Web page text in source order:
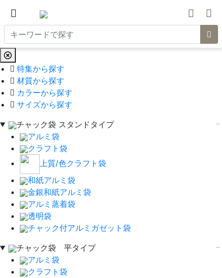
特集から探す
材質から探す
カラーから探す
サイズから探す
チャック袋 スタンドタイプ
アルミ袋
クラフト袋
上質/色クラフト袋
和紙アルミ袋
金銀和紙アルミ袋
アルミ蒸着袋
透明袋
チャック付アルミガゼット袋
チャック袋 平タイプ
アルミ袋
クラフト袋